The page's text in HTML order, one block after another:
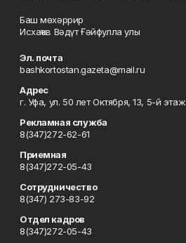
Баш мөхәррир
Исхаҡов Вәдүт Ғәйфулла улы
Эл. почта
bashkortostan.gazeta@mail.ru
Адрес
г. Уфа, ул. 50 лет Октября, 13, 5-й этаж
Рекламная служба
8(347)272-62-61
Приемная
8(347)272-05-43
Сотрудничество
8(347) 273-83-92
Отдел кадров
8(347)272-05-43